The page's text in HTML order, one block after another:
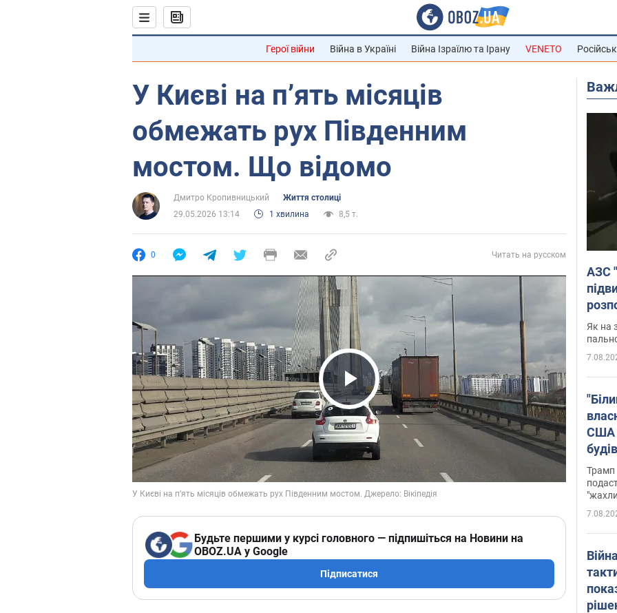
Герої війни Війна в Україні Війна Ізраїлю та Ірану VENETO
У Києві на п’ять місяців
обмежать рух Південним
мостом. Що відомо
Дмитро Кропивницький
Життя столиці
29.05.2026 13:14
1 хвилина 8,5 т.
0 Читать на русском
Play Video
Будьте першими у курсі головного — підпишіться на Новини на
OBOZ.UA у Google
Підписатися
АЗС
Як на
США
зали
Трамп